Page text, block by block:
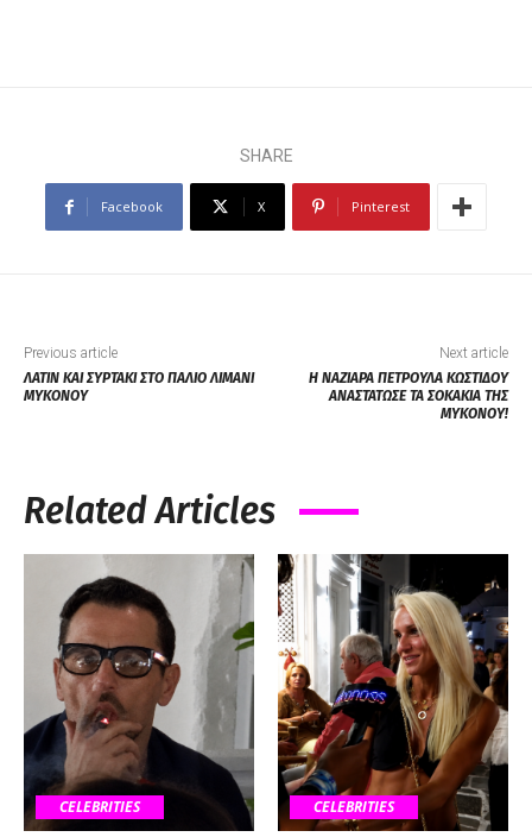
SHARE
Facebook X Pinterest
Previous article
ΛΑΤΙΝ ΚΑΙ ΣΥΡΤΑΚΙ ΣΤΟ ΠΑΛΙΟ ΛΙΜΑΝΙ
ΜΥΚΟΝΟΥ
Next article
Η ΝΑΖΙΑΡΑ ΠΕΤΡΟΥΛΑ ΚΩΣΤΙΔΟΥ
ΑΝΑΣΤΑΤΩΣΕ ΤΑ ΣΟΚΑΚΙΑ ΤΗΣ
ΜΥΚΟΝΟΥ!
Related Articles
CELEBRITIES CELEBRITIES